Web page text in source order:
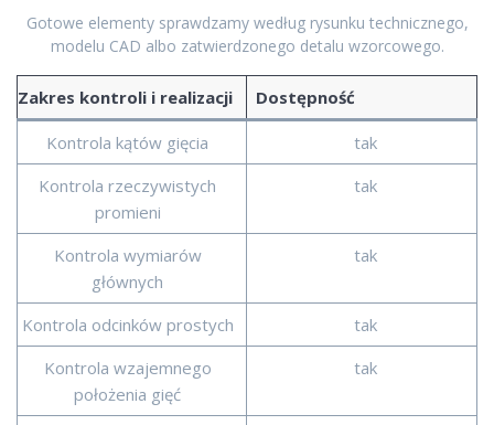
Gotowe elementy sprawdzamy według rysunku technicznego,
modelu CAD albo zatwierdzonego detalu wzorcowego.
Zakres kontroli i realizacji Dostępność
Kontrola kątów gięcia
tak
Kontrola rzeczywistych
promieni
tak
Kontrola wymiarów
głównych
tak
Kontrola odcinków prostych
tak
Kontrola wzajemnego
położenia gięć
tak